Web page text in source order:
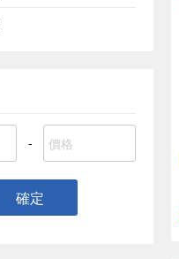
-
確定